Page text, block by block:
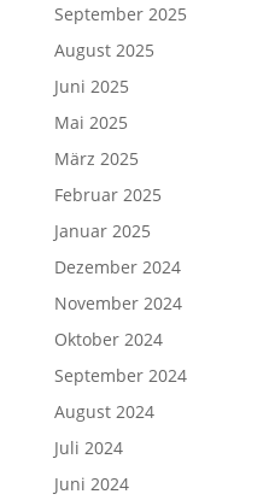
September 2025
August 2025
Juni 2025
Mai 2025
März 2025
Februar 2025
Januar 2025
Dezember 2024
November 2024
Oktober 2024
September 2024
August 2024
Juli 2024
Juni 2024